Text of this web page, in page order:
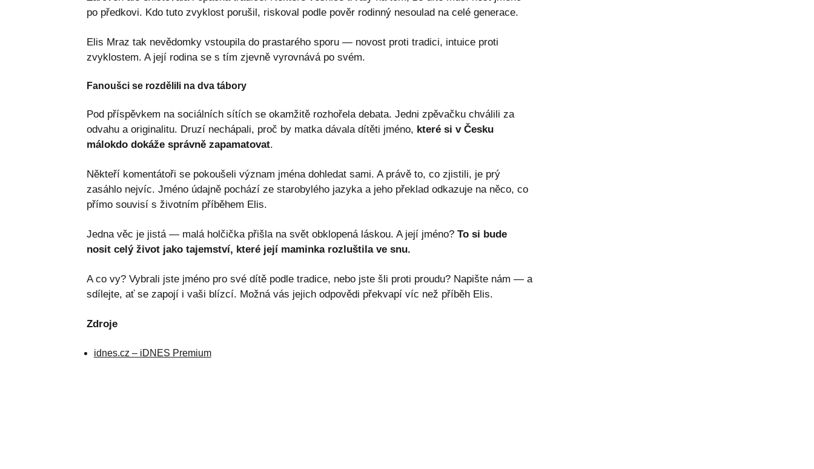
po předkovi. Kdo tuto zvyklost porušil, riskoval podle pověr rodinný nesoulad na celé generace.
Elis Mraz tak nevědomky vstoupila do prastarého sporu — novost proti tradici, intuice proti
zvyklostem. A její rodina se s tím zjevně vyrovnává po svém.
Fanoušci se rozdělili na dva tábory
Pod příspěvkem na sociálních sítích se okamžitě rozhořela debata. Jedni zpěvačku chválili za
odvahu a originalitu. Druzí nechápali, proč by matka dávala dítěti jméno, které si v Česku
málokdo dokáže správně zapamatovat.
Někteří komentátoři se pokoušeli význam jména dohledat sami. A právě to, co zjistili, je prý
zasáhlo nejvíc. Jméno údajně pochází ze starobylého jazyka a jeho překlad odkazuje na něco, co
přímo souvisí s životním příběhem Elis.
Jedna věc je jistá — malá holčička přišla na svět obklopená láskou. A její jméno? To si bude
nosit celý život jako tajemství, které její maminka rozluštila ve snu.
A co vy? Vybrali jste jméno pro své dítě podle tradice, nebo jste šli proti proudu? Napište nám — a
sdílejte, ať se zapojí i vaši blízcí. Možná vás jejich odpovědi překvapí víc než příběh Elis.
Zdroje
idnes.cz – iDNES Premium